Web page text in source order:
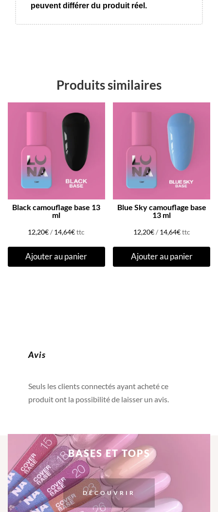
peuvent différer du produit réel.
Produits similaires
Black camouflage base 13
ml
12,20€/ 14,64€ttc
Ajouter au panier
Blue Sky camouflage base
13 ml
12,20€/ 14,64€ttc
Ajouter au panier
Avis
Seuls les clients connectés ayant acheté ce
produit ont la possibilité de laisser un avis.
BASES ET TOPS
DÉCOUVRIR